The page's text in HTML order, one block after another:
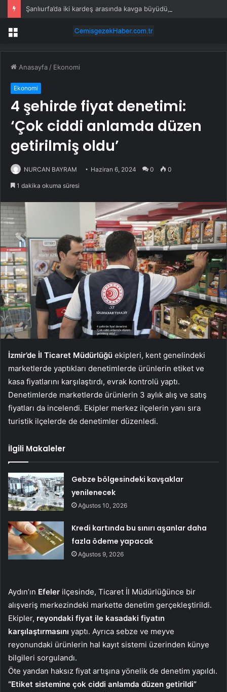
Menü
Anasayfa / Ekonomi
Ekonomi
4 şehirde fiyat denetimi:
‘Çok ciddi anlamda düzen
getirilmiş oldu’
NURCAN BAYRAM Haziran 6, 2024 0 0
1 dakika okuma süresi
İzmir’de İl Ticaret Müdürlüğü ekipleri, kent genelindeki
marketlerde yaptıkları denetimlerde ürünlerin etiket ve
kasa fiyatlarını karşılaştırdı, evrak kontrolü yaptı.
Denetimlerde marketlerde ürünlerin 3 aylık alış ve satış
fiyatları da incelendi. Ekipler merkez ilçelerin yanı sıra
turistik ilçelerde de denetimler düzenledi.
İlgili Makaleler
Gebze bölgesindeki kavşaklar
yenilenecek
Ağustos 10, 2026
Kredi kartında bu sınırı aşanlar daha
fazla ödeme yapacak
Ağustos 9, 2026
Aydın’ın Efeler ilçesinde, Ticaret İl Müdürlüğünce bir
alışveriş merkezindeki markette denetim gerçekleştirildi.
Ekipler, reyondaki fiyat ile kasadaki fiyatın
karşılaştırmasını yaptı. Ayrıca sebze ve meyve
reyonundaki ürünlerin hal kayıt sistemi üzerinden künye
bilgileri sorgulandı.
Öte yandan haksız fiyat artışına yönelik de denetim yapıldı.
“Etiket sistemine çok ciddi anlamda düzen getirildi”